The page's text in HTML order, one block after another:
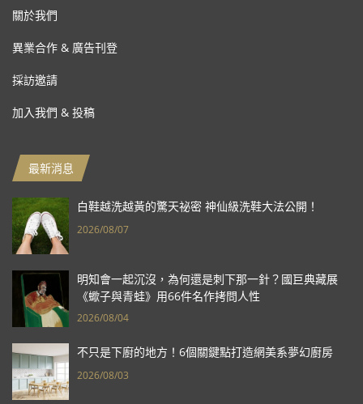
關於我們
異業合作 & 廣告刊登
採訪邀請
加入我們 & 投稿
最新消息
白鞋越洗越黃的驚天祕密 神仙級洗鞋大法公開！
2026/08/07
明知會一起沉沒，為何還是刺下那一針？國巨典藏展
《蠍子與青蛙》用66件名作拷問人性
2026/08/04
不只是下廚的地方！6個關鍵點打造網美系夢幻廚房
2026/08/03